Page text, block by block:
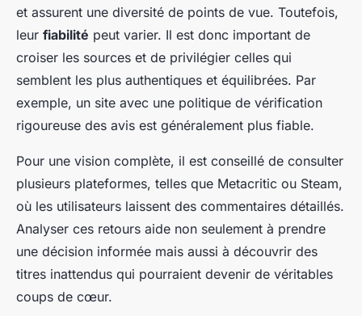
et assurent une diversité de points de vue. Toutefois,
leur fiabilité peut varier. Il est donc important de
croiser les sources et de privilégier celles qui
semblent les plus authentiques et équilibrées. Par
exemple, un site avec une politique de vérification
rigoureuse des avis est généralement plus fiable.
Pour une vision complète, il est conseillé de consulter
plusieurs plateformes, telles que Metacritic ou Steam,
où les utilisateurs laissent des commentaires détaillés.
Analyser ces retours aide non seulement à prendre
une décision informée mais aussi à découvrir des
titres inattendus qui pourraient devenir de véritables
coups de cœur.